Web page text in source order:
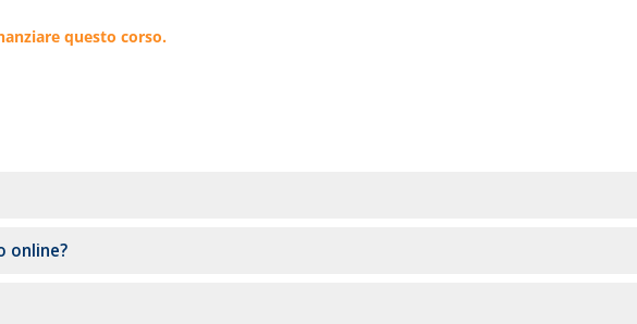
questo corso.
online?